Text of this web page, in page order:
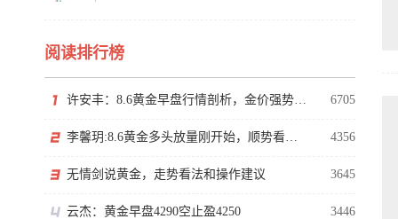
阅读排行榜
许安丰：8.6黄金早盘行情剖析，金价强势反弹看涨不追涨 6705
李馨玥:8.6黄金多头放量刚开始，顺势看涨勿猜顶！ 4356
无情剑说黄金，走势看法和操作建议 3645
云杰：黄金早盘4290空止盈4250 3446